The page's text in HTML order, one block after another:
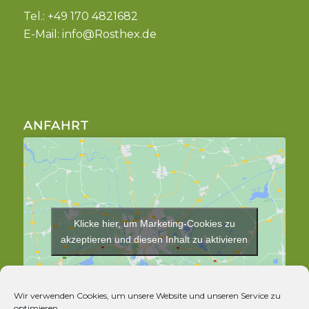
Wir verwenden Cookies, um unsere Website und unseren Service zu
Tel.: +49 170 4821682
E-Mail: info@Rosthex.de
ANFAHRT
Klicke hier, um Marketing-Cookies zu
akzeptieren und diesen Inhalt zu aktivieren